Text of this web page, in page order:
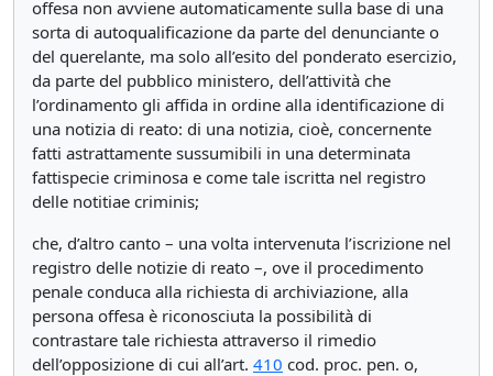
offesa non avviene automaticamente sulla base di una
sorta di autoqualificazione da parte del denunciante o
del querelante, ma solo all’esito del ponderato esercizio,
da parte del pubblico ministero, dell’attività che
l’ordinamento gli affida in ordine alla identificazione di
una notizia di reato: di una notizia, cioè, concernente
fatti astrattamente sussumibili in una determinata
fattispecie criminosa e come tale iscritta nel registro
delle notitiae criminis;
che, d’altro canto – una volta intervenuta l’iscrizione nel
registro delle notizie di reato –, ove il procedimento
penale conduca alla richiesta di archiviazione, alla
persona offesa è riconosciuta la possibilità di
contrastare tale richiesta attraverso il rimedio
dell’opposizione di cui all’art. 410 cod. proc. pen. o,